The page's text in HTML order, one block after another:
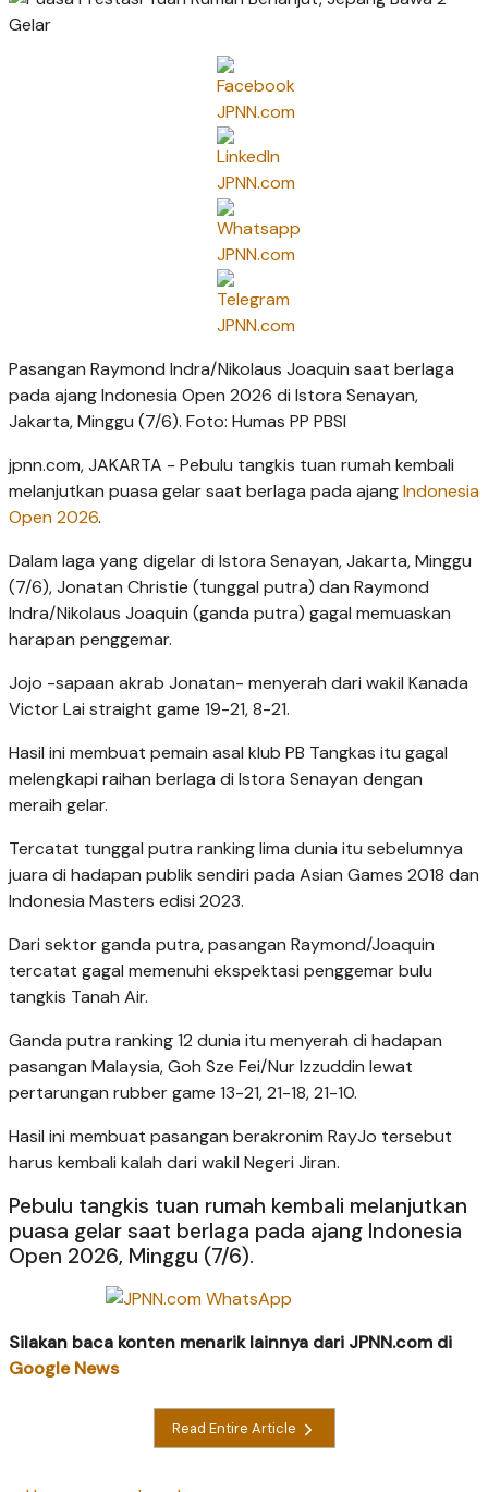
Pasangan Raymond Indra/Nikolaus Joaquin saat berlaga
pada ajang Indonesia Open 2026 di Istora Senayan,
Jakarta, Minggu (7/6). Foto: Humas PP PBSI
jpnn.com, JAKARTA - Pebulu tangkis tuan rumah kembali
melanjutkan puasa gelar saat berlaga pada ajangIndonesia
Open 2026.
Dalam laga yang digelar di Istora Senayan, Jakarta, Minggu
(7/6), Jonatan Christie (tunggal putra) dan Raymond
Indra/Nikolaus Joaquin (ganda putra) gagal memuaskan
harapan penggemar.
Jojo -sapaan akrab Jonatan- menyerah dari wakil Kanada
Victor Lai straight game 19-21, 8-21.
Hasil ini membuat pemain asal klub PB Tangkas itu gagal
melengkapi raihan berlaga di Istora Senayan dengan
meraih gelar.
Tercatat tunggal putra ranking lima dunia itu sebelumnya
juara di hadapan publik sendiri pada Asian Games 2018 dan
Indonesia Masters edisi 2023.
Dari sektor ganda putra, pasangan Raymond/Joaquin
tercatat gagal memenuhi ekspektasi penggemar bulu
tangkis Tanah Air.
Ganda putra ranking 12 dunia itu menyerah di hadapan
pasangan Malaysia, Goh Sze Fei/Nur Izzuddin lewat
pertarungan rubber game 13-21, 21-18, 21-10.
Hasil ini membuat pasangan berakronim RayJo tersebut
harus kembali kalah dari wakil Negeri Jiran.
Pebulu tangkis tuan rumah kembali melanjutkan
puasa gelar saat berlaga pada ajang Indonesia
Open 2026, Minggu (7/6).
Silakan baca konten menarik lainnya dari JPNN.com di
Google News
Read Entire Article